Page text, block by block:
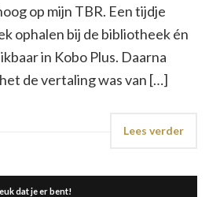
op mijn TBR. Een tijdje
ophalen bij de bibliotheek én
in Kobo Plus. Daarna
de vertaling was van […]
Lees verder
dat je er bent!